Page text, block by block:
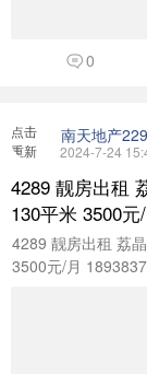
0
点击
重新
南天地产
2024-7-24
4289 靓房出租 荔晶新城
130平米 3500元
4289 靓房出租 荔
3500元/月